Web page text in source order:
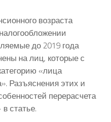
возраста
до 2019 года
на лиц, которые с
«лица
Разъяснения этих и
перерасчета
статье.